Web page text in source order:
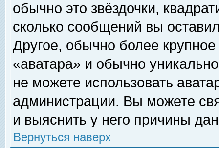
обычно это звёздочки,
сколько сообщений вы
Другое, обычно более
«аватара» и обычно
не можете использовать
администрации. Вы можете
и выяснить у него причины
Вернуться наверх